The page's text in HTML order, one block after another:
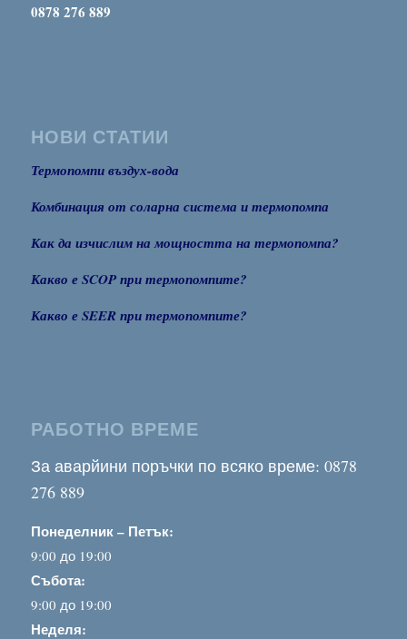
0878 276 889
НОВИ СТАТИИ
Термопомпи въздух-вода
Комбинация от соларна система и термопомпа
Как да изчислим на мощността на термопомпа?
Какво е SCOP при термопомпите?
Какво е SEER при термопомпите?
РАБОТНО ВРЕМЕ
За аварйини поръчки по всяко време: 0878
276 889
Понеделник – Петък:
9:00 до 19:00
Събота:
9:00 до 19:00
Неделя: